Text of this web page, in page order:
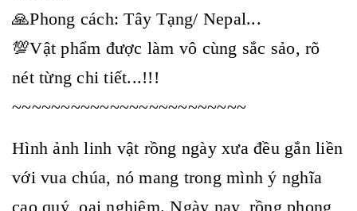
🙏Phong cách: Tây Tạng/ Nepal...
💯Vật phẩm được làm vô cùng sắc sảo, rõ
nét từng chi tiết...!!!
~~~~~~~~~~~~~~~~~~~~~~~~
Hình ảnh linh vật rồng ngày xưa đều gắn liền
với vua chúa, nó mang trong mình ý nghĩa
cao quý, oai nghiêm. Ngày nay, rồng phong